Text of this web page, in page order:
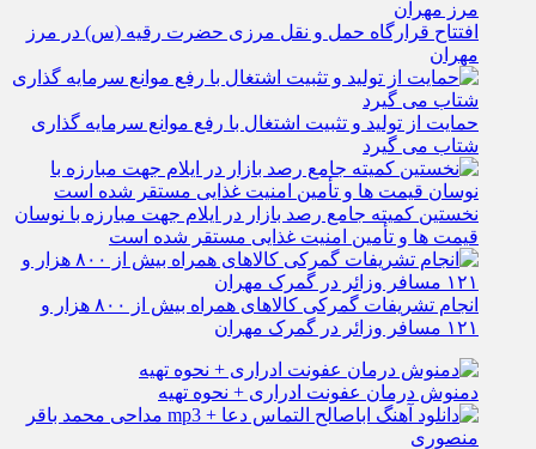
افتتاح قرارگاه حمل‌ و نقل مرزی حضرت رقیه (س) در مرز
مهران
حمایت از تولید و تثبیت اشتغال با رفع موانع سرمایه‌ گذاری
شتاب می‌ گیرد
نخستین کمیته جامع رصد بازار در ایلام جهت مبارزه با نوسان
قیمت‌ ها و تأمین امنیت غذایی مستقر شده است
انجام تشریفات گمرکی کالاهای همراه بیش از ۸۰۰ هزار و
۱۲۱ مسافر وزائر در گمرک مهران
دمنوش درمان عفونت ادراری + نحوه تهیه